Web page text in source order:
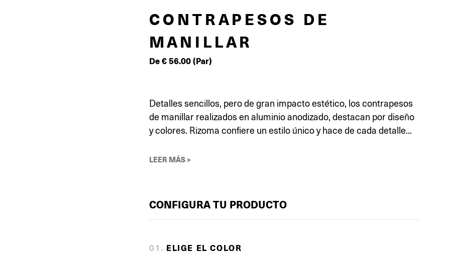
CONTRAPESOS DE
MANILLAR
De€56.00(Par)
Detalles sencillos, pero de gran impacto estético, los contrapesos
de manillar realizados en aluminio anodizado, destacan por diseño
y colores. Rizoma confiere un estilo único y hace de cada detalle...
LEER MÁS >
CONFIGURA TU PRODUCTO
01 . ELIGE EL COLOR